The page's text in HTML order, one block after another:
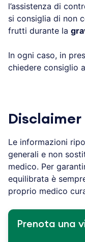
l’assistenza di
si consiglia di non
frutti durante la
In ogni caso, in
chiedere consiglio
Disclaimer
Le informazioni
generali e non
medico. Per
equilibrata è
proprio medico
Prenota una